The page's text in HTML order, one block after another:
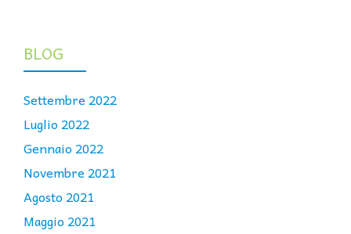
BLOG
Settembre 2022
Luglio 2022
Gennaio 2022
Novembre 2021
Agosto 2021
Maggio 2021